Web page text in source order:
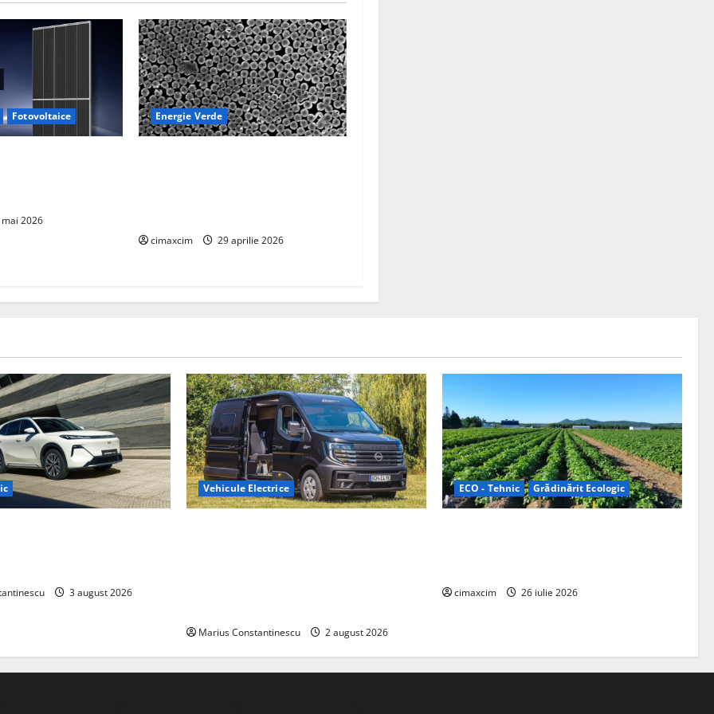
Fotovoltaice
2026
Energie Verde
cimaxcim 29 aprilie 2026
3 august 2026
Vehicule Electrice
Marius Constantinescu 2 august 2026
ECO - Tehnic Grădinărit Ecologic
cimaxcim 26 iulie 2026